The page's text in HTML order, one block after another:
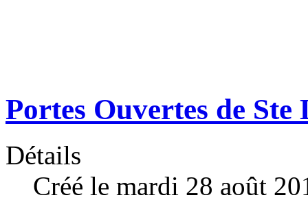
Portes Ouvertes de Ste
Détails
Créé le mardi 28 août